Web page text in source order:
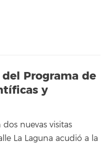
Programa de
y
nuevas visitas
La Laguna acudió a la